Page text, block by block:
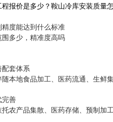
报价是多少？鞍山冷库安装质
度能达到什么标准
多少，精准度高吗
套体系
本地食品加工、医药流通、生鲜
完善
农产品集散、医药存储、预制加